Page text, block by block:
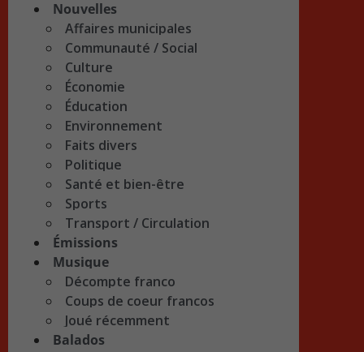
Nouvelles
Affaires municipales
Communauté / Social
Culture
Économie
Éducation
Environnement
Faits divers
Politique
Santé et bien-être
Sports
Transport / Circulation
Émissions
Musique
Décompte franco
Coups de coeur francos
Joué récemment
Balados